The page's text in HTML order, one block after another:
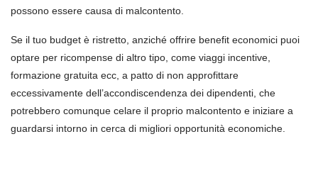
possono essere causa di malcontento.
Se il tuo budget è ristretto, anziché offrire benefit economici puoi
optare per ricompense di altro tipo, come viaggi incentive,
formazione gratuita ecc, a patto di non approfittare
eccessivamente dell’accondiscendenza dei dipendenti, che
potrebbero comunque celare il proprio malcontento e iniziare a
guardarsi intorno in cerca di migliori opportunità economiche.